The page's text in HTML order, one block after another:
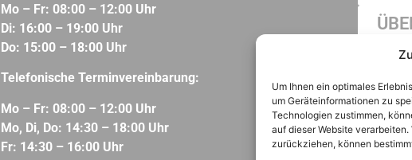
Um Ihnen ein optimales
um Geräteinformationen zu
Technologien zustimmen,
auf dieser Website
zurückziehen, können
Mo – Fr: 08:00 – 12:00 Uhr
Di: 16:00 – 19:00 Uhr
Do: 15:00 – 18:00 Uhr
Telefonische Terminvereinbarung:
Mo – Fr: 08:00 – 12:00 Uhr
Mo, Di, Do: 14:30 – 18:00 Uhr
Fr: 14:30 – 16:00 Uhr